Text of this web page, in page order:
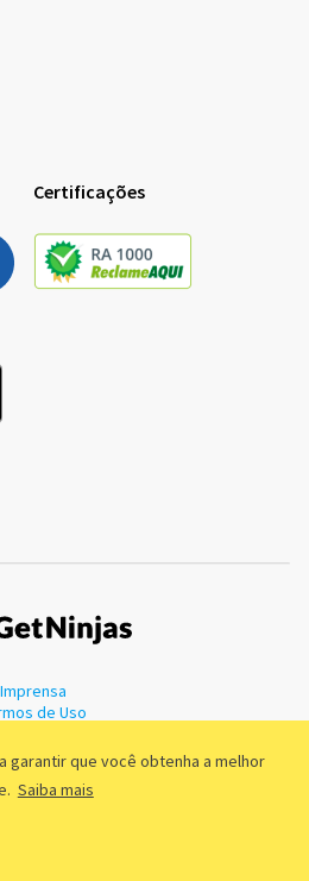
garantir que você obtenha a melhor
Saiba mais
Certificações
Imprensa
de Uso
CNPJ 55.744.877/0001-89 - Rua Dr.
3º andar - São Paulo/SP - Brasil